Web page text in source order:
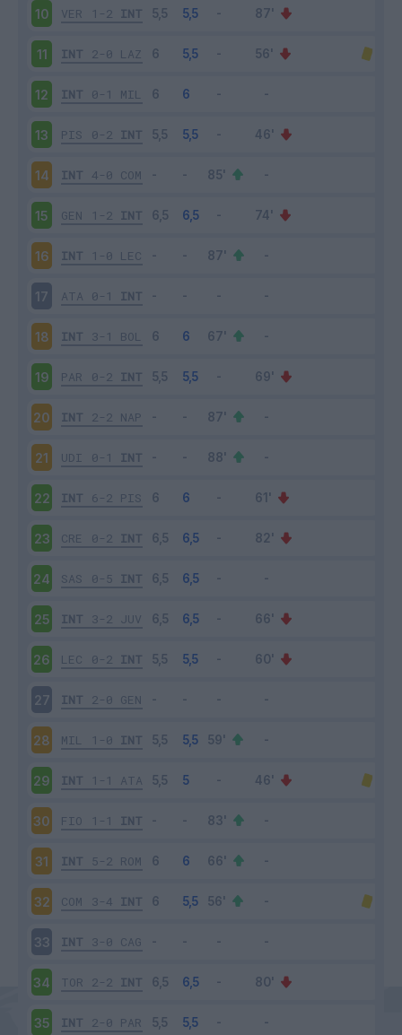
10 VER 1-2 INT
11 INT 2-0 LAZ
12 INT 0-1 MIL
13 PIS 0-2 INT
14 INT 4-0 COM
15 GEN 1-2 INT
16 INT 1-0 LEC
17 ATA 0-1 INT
18 INT 3-1 BOL
19 PAR 0-2 INT
20 INT 2-2 NAP
21 UDI 0-1 INT
22 INT 6-2 PIS
23 CRE 0-2 INT
24 SAS 0-5 INT
25 INT 3-2 JUV
26 LEC 0-2 INT
27 INT 2-0 GEN
28 MIL 1-0 INT
29 INT 1-1 ATA
30 FIO 1-1 INT
31 INT 5-2 ROM
32 COM 3-4 INT
33 INT 3-0 CAG
34 TOR 2-2 INT
35 INT 2-0 PAR